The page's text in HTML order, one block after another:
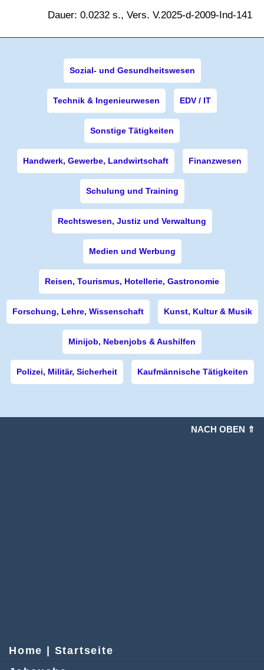
Dauer: 0.0232 s., Vers. V.2025-d-2009-Ind-141
Sozial- und Gesundheitswesen
Technik & Ingenieurwesen EDV / IT
Sonstige Tätigkeiten
Handwerk, Gewerbe, Landwirtschaft Finanzwesen
Schulung und Training
Rechtswesen, Justiz und Verwaltung
Medien und Werbung
Reisen, Tourismus, Hotellerie, Gastronomie
Forschung, Lehre, Wissenschaft Kunst, Kultur & Musik
Minijob, Nebenjobs & Aushilfen
Polizei, Militär, Sicherheit Kaufmännische Tätigkeiten
NACH OBEN ⇑
Home | Startseite